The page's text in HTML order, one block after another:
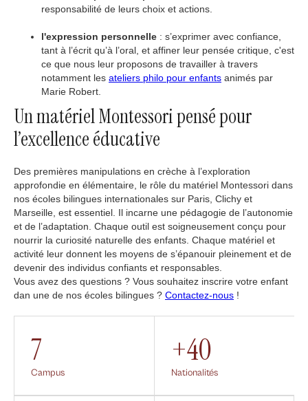
responsabilité de leurs choix et actions.
l'expression personnelle : s’exprimer avec confiance,
tant à l’écrit qu’à l’oral, et affiner leur pensée critique, c'est
ce que nous leur proposons de travailler à travers
notamment les ateliers philo pour enfants animés par
Marie Robert.
Un matériel Montessori pensé pour
l’excellence éducative
Des premières manipulations en crèche à l’exploration
approfondie en élémentaire, le rôle du matériel Montessori dans
nos écoles bilingues internationales sur Paris, Clichy et
Marseille, est essentiel. Il incarne une pédagogie de l’autonomie
et de l’adaptation. Chaque outil est soigneusement conçu pour
nourrir la curiosité naturelle des enfants. Chaque matériel et
activité leur donnent les moyens de s’épanouir pleinement et de
devenir des individus confiants et responsables.
Vous avez des questions ? Vous souhaitez inscrire votre enfant
dan une de nos écoles bilingues ? Contactez-nous !
7
Campus
+40
Nationalités